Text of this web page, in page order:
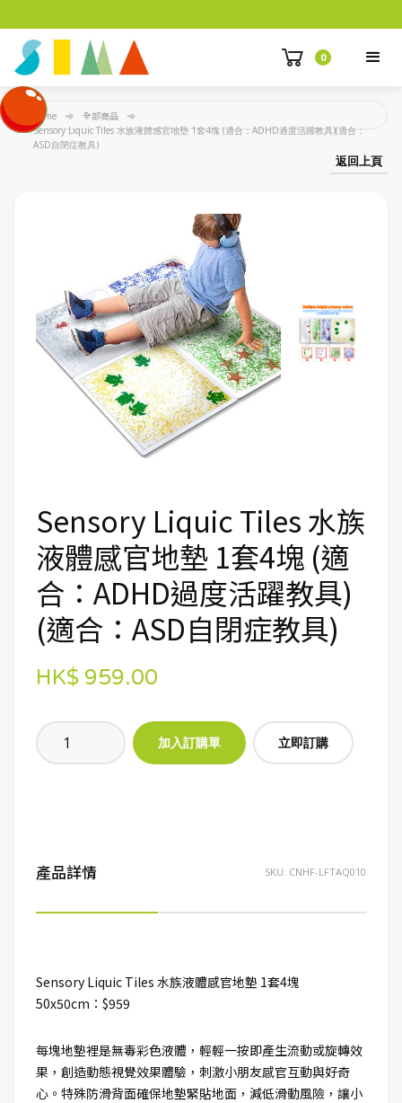
0
Home 全部商品
Sensory Liquic Tiles 水族液體感官地墊 1套4塊 (適合：ADHD過度活躍教具)(適合：
ASD自閉症教具)
返回上頁
Sensory Liquic Tiles 水族
液體感官地墊 1套4塊 (適
合：ADHD過度活躍教具)
(適合：ASD自閉症教具)
HK$ 959.00
立即訂購
產品詳情 SKU: CNHF-LFTAQ010
Sensory Liquic Tiles 水族液體感官地墊 1套4塊
50x50cm：$959
每塊地墊裡是無毒彩色液體，輕輕一按即產生流動或旋轉效
果，創造動態視覺效果體驗，刺激小朋友感官互動與好奇
心。特殊防滑背面確保地墊緊貼地面，減低滑動風險，讓小